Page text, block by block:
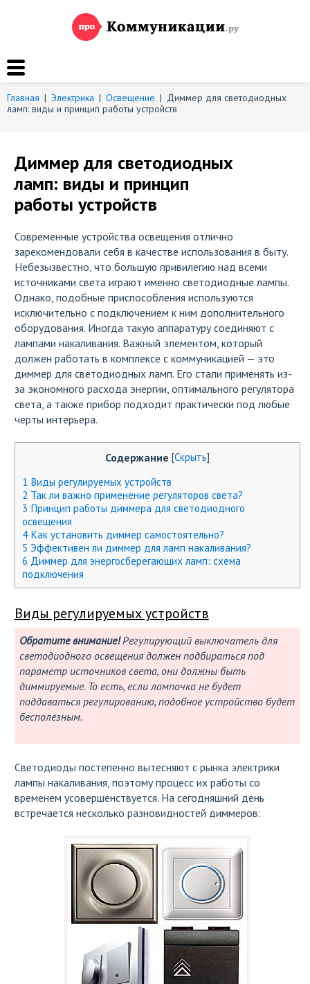
Главная | Электрика | Освещение | Диммер для светодиодных
ламп: виды и принцип работы устройств
Диммер для светодиодных
ламп: виды и принцип
работы устройств
Современные устройства освещения отлично
зарекомендовали себя в качестве использования в быту.
Небезызвестно, что большую привилегию над всеми
источниками света играют именно светодиодные лампы.
Однако, подобные приспособления используются
исключительно с подключением к ним дополнительного
оборудования. Иногда такую аппаратуру соединяют с
лампами накаливания. Важный элементом, который
должен работать в комплексе с коммуникацией — это
диммер для светодиодных ламп. Его стали применять из-
за экономного расхода энергии, оптимального регулятора
света, а также прибор подходит практически под любые
черты интерьера.
Содержание [Скрыть]
1 Виды регулируемых устройств
2 Так ли важно применение регуляторов света?
3 Принцип работы диммера для светодиодного
освещения
4Как установить диммер самостоятельно?
5 Эффективен ли диммер для ламп накаливания?
6 Диммер для энергосберегающих ламп: схема
подключения
Виды регулируемых устройств
Обратите внимание!Регулирующий выключатель для
светодиодного освещения должен подбираться под
параметр источников света, они должны быть
диммируемые. То есть, если лампочка не будет
поддаваться регулированию, подобное устройство будет
бесполезным.
Светодиоды постепенно вытесняют с рынка электрики
лампы накаливания, поэтому процесс их работы со
временем усовершенствуется. На сегодняшний день
встречается несколько разновидностей диммеров: